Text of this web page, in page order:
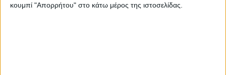
κουμπί "Απορρήτου" στο κάτω μέρος της ιστοσελίδας.
https://neosagon.gr